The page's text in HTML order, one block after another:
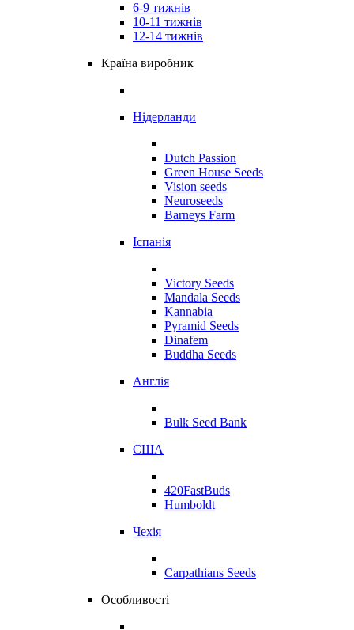
6-9 тижнів
10-11 тижнів
12-14 тижнів
Країна виробник
Нідерланди
Dutch Passion
Green House Seeds
Vision seeds
Neuroseeds
Barneys Farm
Іспанія
Victory Seeds
Mandala Seeds
Kannabia
Pyramid Seeds
Dinafem
Buddha Seeds
Англія
Bulk Seed Bank
США
420FastBuds
Humboldt
Чехія
Carpathians Seeds
Особливості